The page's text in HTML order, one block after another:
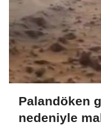
Palandöken
nedeniyle